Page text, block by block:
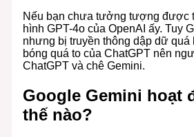
Nếu bạn chưa tưởng tượng được
hình GPT-4o của OpenAI ấy. Tuy
nhưng bị truyền thông dập dữ quá
bóng quá to của ChatGPT nên
ChatGPT và chê Gemini.
Google Gemini hoạt
thế nào?